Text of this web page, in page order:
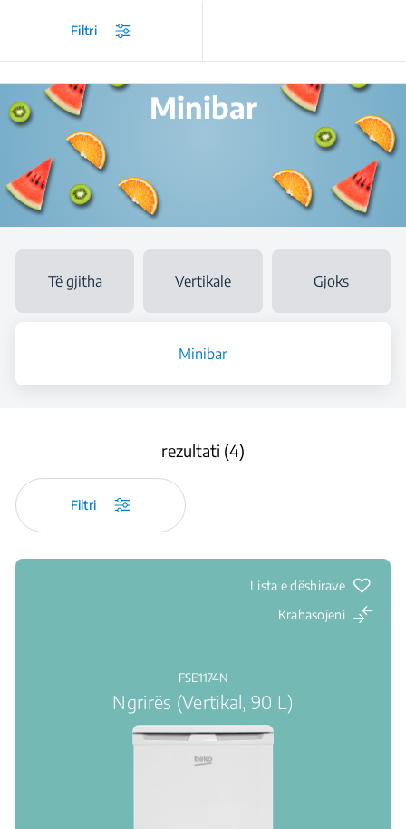
Minibar
Të gjitha Vertikale Gjoks
Minibar
rezultati (4)
Filtri
Lista e dëshirave
Krahasojeni
FSE1174N
Ngrirës (Vertikal, 90 L)
Filtri